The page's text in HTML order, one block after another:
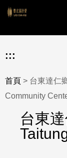
:::
首頁 > 台東達仁
Community
台東